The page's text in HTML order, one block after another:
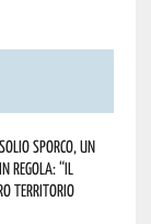
sporco, un
regola: “il
territorio